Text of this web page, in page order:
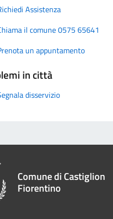
Assistenza
il comune 0575 65641
un appuntamento
in città
disservizio
Comune di Castiglion
Fiorentino